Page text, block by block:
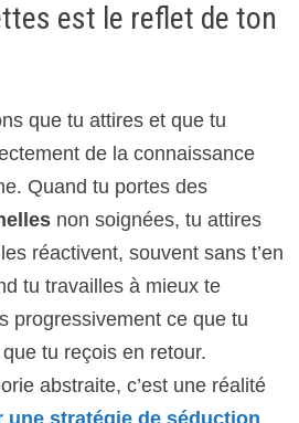
est le reflet de ton
que tu attires et que tu
de la connaissance
Quand tu portes des
non soignées, tu attires
réactivent, souvent sans t’en
tu travailles à mieux te
progressivement ce que tu
tu reçois en retour.
abstraite, c’est une réalité